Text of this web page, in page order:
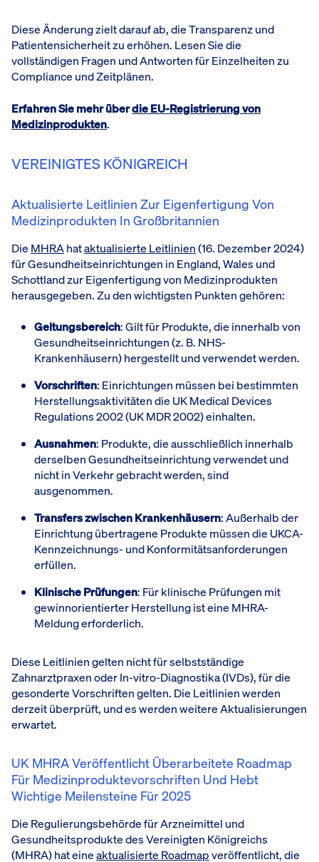
Diese Änderung zielt darauf ab, die Transparenz und
Patientensicherheit zu erhöhen. Lesen Sie die
vollständigen Fragen und Antworten für Einzelheiten zu
Compliance und Zeitplänen.
Erfahren Sie mehr überdie EU-Registrierung von
Medizinprodukten.
VEREINIGTES KÖNIGREICH
Aktualisierte Leitlinien Zur Eigenfertigung Von
Medizinprodukten In Großbritannien
Die MHRAhataktualisierte Leitlinien(16. Dezember 2024)
für Gesundheitseinrichtungen in England, Wales und
Schottland zur Eigenfertigung von Medizinprodukten
herausgegeben. Zu den wichtigsten Punkten gehören:
Geltungsbereich: Gilt für Produkte, die innerhalb von
Gesundheitseinrichtungen (z. B. NHS-
Krankenhäusern) hergestellt und verwendet werden.
Vorschriften: Einrichtungen müssen bei bestimmten
Herstellungsaktivitäten die UK Medical Devices
Regulations 2002 (UK MDR 2002) einhalten.
Ausnahmen: Produkte, die ausschließlich innerhalb
derselben Gesundheitseinrichtung verwendet und
nicht in Verkehr gebracht werden, sind
ausgenommen.
Transfers zwischen Krankenhäusern: Außerhalb der
Einrichtung übertragene Produkte müssen die UKCA-
Kennzeichnungs- und Konformitätsanforderungen
erfüllen.
Klinische Prüfungen: Für klinische Prüfungen mit
gewinnorientierter Herstellung ist eine MHRA-
Meldung erforderlich.
Diese Leitlinien gelten nicht für selbstständige
Zahnarztpraxen oder In-vitro-Diagnostika (IVDs), für die
gesonderte Vorschriften gelten. Die Leitlinien werden
derzeit überprüft, und es werden weitere Aktualisierungen
erwartet.
UK MHRA Veröffentlicht Überarbeitete Roadmap
Für Medizinproduktevorschriften Und Hebt
Wichtige Meilensteine Für 2025
Die Regulierungsbehörde für Arzneimittel und
Gesundheitsprodukte des Vereinigten Königreichs
(MHRA) hat eineaktualisierte Roadmapveröffentlicht, die